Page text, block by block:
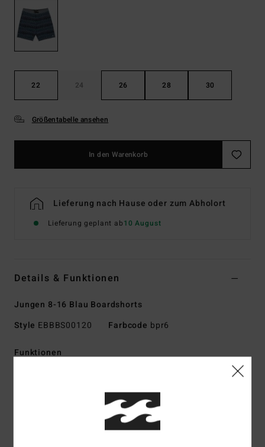
22 24 26 28 30
Größentabelle ansehen
In den Warenkorb
Lieferung nach Hause oder zum Abholort
Lieferung geplant ab10 August
Details & Funktionen
Jungen 8-16 Blau Boardshorts
Style EBBBS00120 Farbcode bpr6
Funktionen
Ein High Performance Stoff aus nachhaltigem Polyester,
der aus Alttextilien und Altkleidung sowie recycelten PET-
Plastikflaschen hergestellt wird